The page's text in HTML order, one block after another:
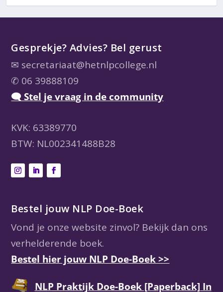
Gesprekje? Advies? Bel gerust
✉ secretariaat@hetnlpcollege.nl
✆ 06 39888109
🗨 Stel je vraag in de community
KVK: 63389770
BTW: NL002341488B28
Bestel jouw NLP Doe-Boek
Vond je onze website zinvol? Bekijk dan ons
verhelderende boek.
Bestel hier jouw NLP Doe-Boek >>
NLP Praktijk Doe-Boek [Paperback] In